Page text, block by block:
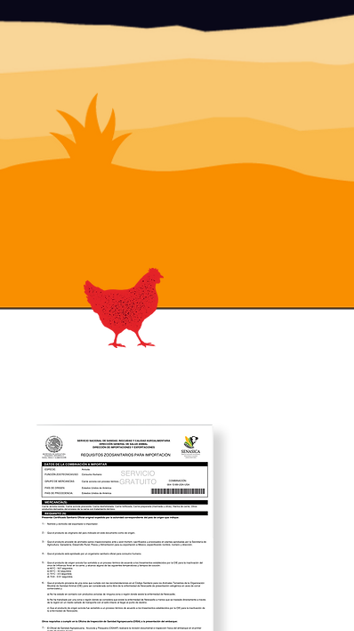
View
Format 9080-3